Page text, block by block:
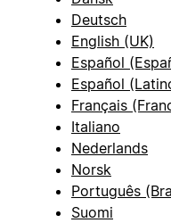
Deutsch
English (UK)
Español
Español
Français
Italiano
Nederlands
Norsk
Português
Suomi